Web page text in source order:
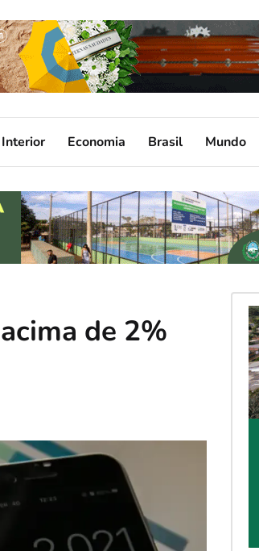
Interior Economia Brasil Mundo
de 2%